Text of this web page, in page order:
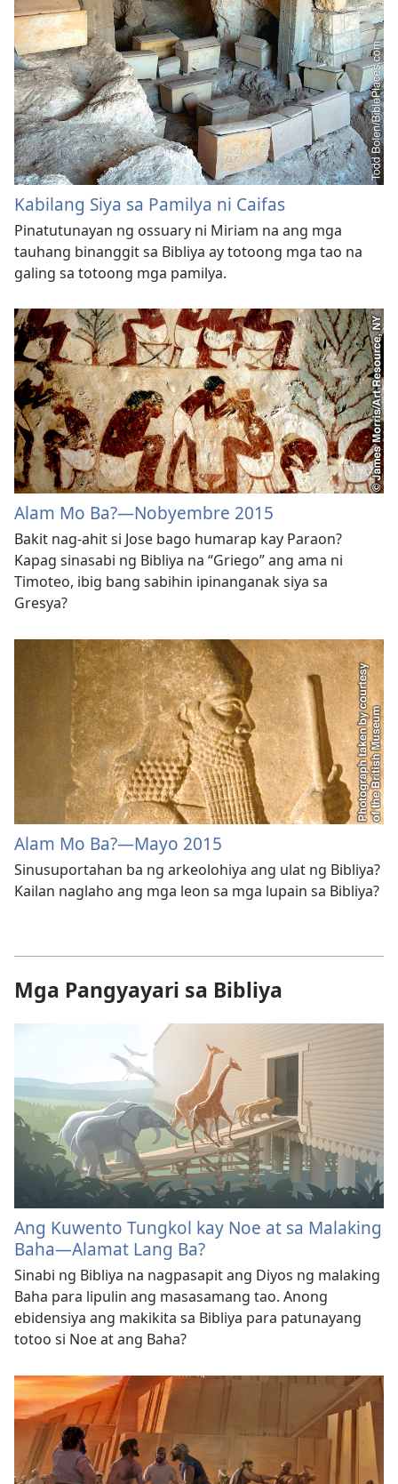
Kabilang Siya sa Pamilya ni Caifas
Pinatutunayan ng ossuary ni Miriam na ang mga
tauhang binanggit sa Bibliya ay totoong mga tao na
galing sa totoong mga pamilya.
Alam Mo Ba?—Nobyembre 2015
Bakit nag-ahit si Jose bago humarap kay Paraon?
Kapag sinasabi ng Bibliya na “Griego” ang ama ni
Timoteo, ibig bang sabihin ipinanganak siya sa
Gresya?
Alam Mo Ba?—Mayo 2015
Sinusuportahan ba ng arkeolohiya ang ulat ng Bibliya?
Kailan naglaho ang mga leon sa mga lupain sa Bibliya?
Mga Pangyayari sa Bibliya
Ang Kuwento Tungkol kay Noe at sa Malaking
Baha—Alamat Lang Ba?
Sinabi ng Bibliya na nagpasapit ang Diyos ng malaking
Baha para lipulin ang masasamang tao. Anong
ebidensiya ang makikita sa Bibliya para patunayang
totoo si Noe at ang Baha?